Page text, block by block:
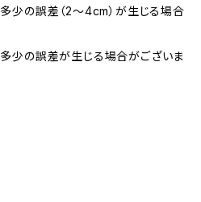
少の誤差（2〜4cm）が生じる場合
少の誤差が生じる場合がございま